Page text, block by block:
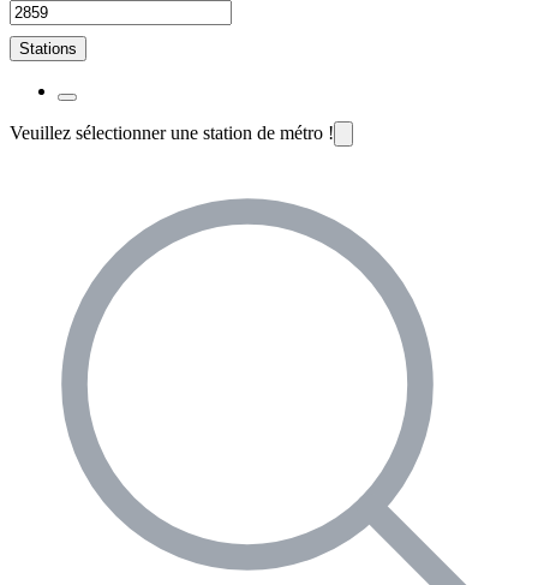
Stations
Veuillez sélectionner une station de métro !